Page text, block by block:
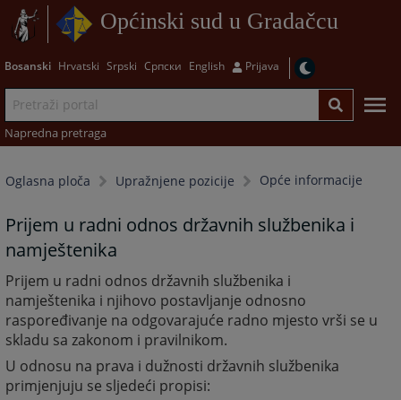
Općinski sud u Gradačcu
Bosanski Hrvatski Srpski Српски English Prijava
Napredna pretraga
Oglasna ploča Upražnjene pozicije Opće informacije
Prijem u radni odnos državnih službenika i
namještenika
Prijem u radni odnos državnih službenika i
namještenika i njihovo postavljanje odnosno
raspoređivanje na odgovarajuće radno mjesto vrši se u
skladu sa zakonom i pravilnikom.
U odnosu na prava i dužnosti državnih službenika
primjenjuju se sljedeći propisi: